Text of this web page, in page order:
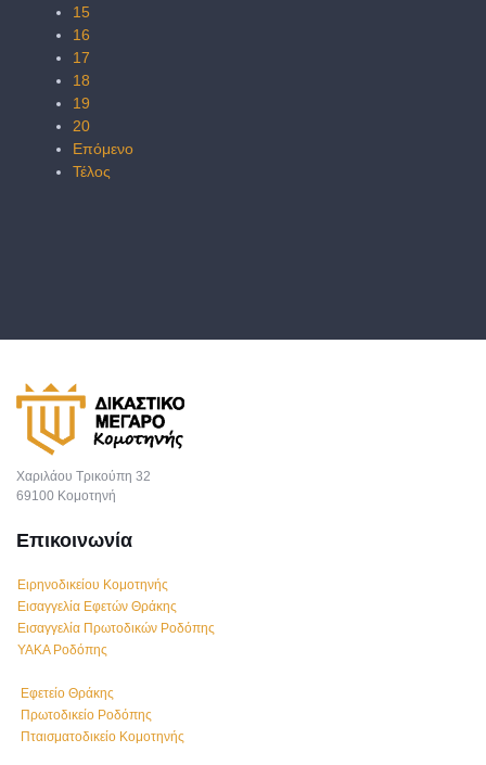
15
16
17
18
19
20
Επόμενο
Τέλος
Χαριλάου Τρικούπη 32
69100 Κομοτηνή
Επικοινωνία
Ειρηνοδικείου Κομοτηνής
Εισαγγελία Εφετών Θράκης
Εισαγγελία Πρωτοδικών Ροδόπης
ΥΑΚΑ Ροδόπης
Εφετείο Θράκης
Πρωτοδικείο Ροδόπης
Πταισματοδικείο Κομοτηνής